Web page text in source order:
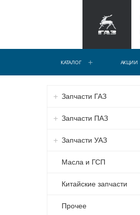
КАТАЛОГ АКЦИИ
Запчасти ГАЗ
Запчасти ПАЗ
Запчасти УАЗ
Масла и ГСП
Китайские запчасти
Прочее